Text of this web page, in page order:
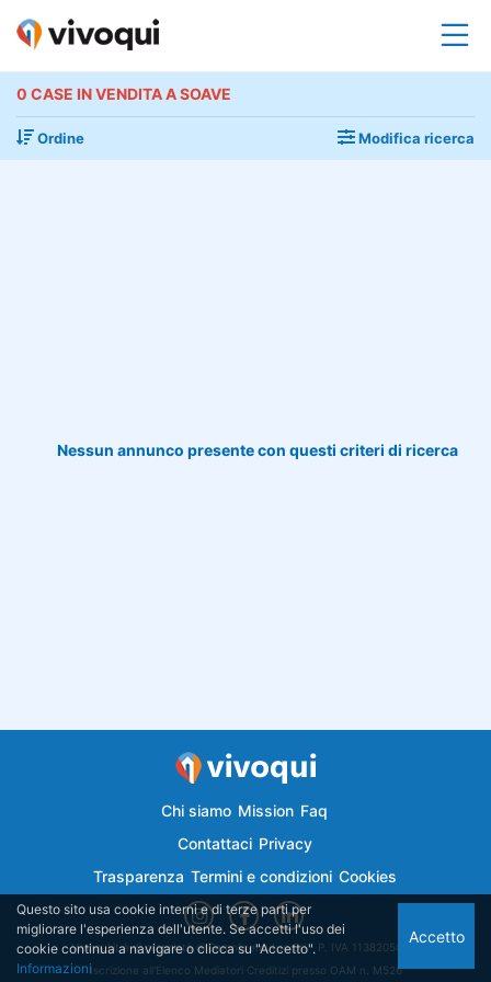
0 CASE IN VENDITA A SOAVE
Ordine Modifica ricerca
Nessun annunco presente con questi criteri di ricerca
Chi siamo Mission Faq
Contattaci Privacy
Trasparenza Termini e condizioni Cookies
Vivoqui.it è di proprietà di Semplicemutuo Srl - P. IVA 11382050018
Iscrizione all'Elenco Mediatori Creditizi presso OAM n. M526
Questo sito usa cookie interni e di terze parti per
migliorare l'esperienza dell'utente. Se accetti l'uso dei
cookie continua a navigare o clicca su "Accetto".
Informazioni
Accetto